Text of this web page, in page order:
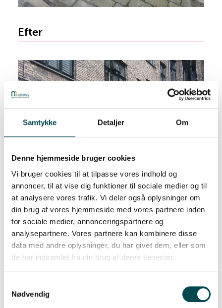
Samtykke Detaljer Om
Denne hjemmeside bruger cookies
Vi bruger cookies til at tilpasse vores indhold og
annoncer, til at vise dig funktioner til sociale medier og til
at analysere vores trafik. Vi deler også oplysninger om
din brug af vores hjemmeside med vores partnere inden
for sociale medier, annonceringspartnere og
analysepartnere. Vores partnere kan kombinere disse
data med andre oplysninger, du har givet dem, eller som
de har indsamlet fra din brug af deres tjenester.
Nødvendig
Efter